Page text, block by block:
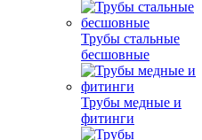
Трубы стальные
бесшовные
Трубы медные и
фитинги